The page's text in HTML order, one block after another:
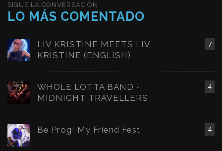
SIGUE LA CONVERSACIÓN
LO MÁS COMENTADO
7
LIV KRISTINE MEETS LIV
KRISTINE (ENGLISH)
4
WHOLE LOTTA BAND +
MIDNIGHT TRAVELLERS
4
Be Prog! My Friend Fest